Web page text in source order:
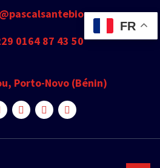
0164 87 43 50
Porto-Novo (Bénin)
FR